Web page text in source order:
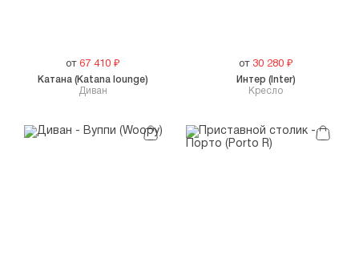
от 67 410 ₽
Диван
Катана (Katana lounge)
от 30 280₽
Кресло
Интер (Inter)